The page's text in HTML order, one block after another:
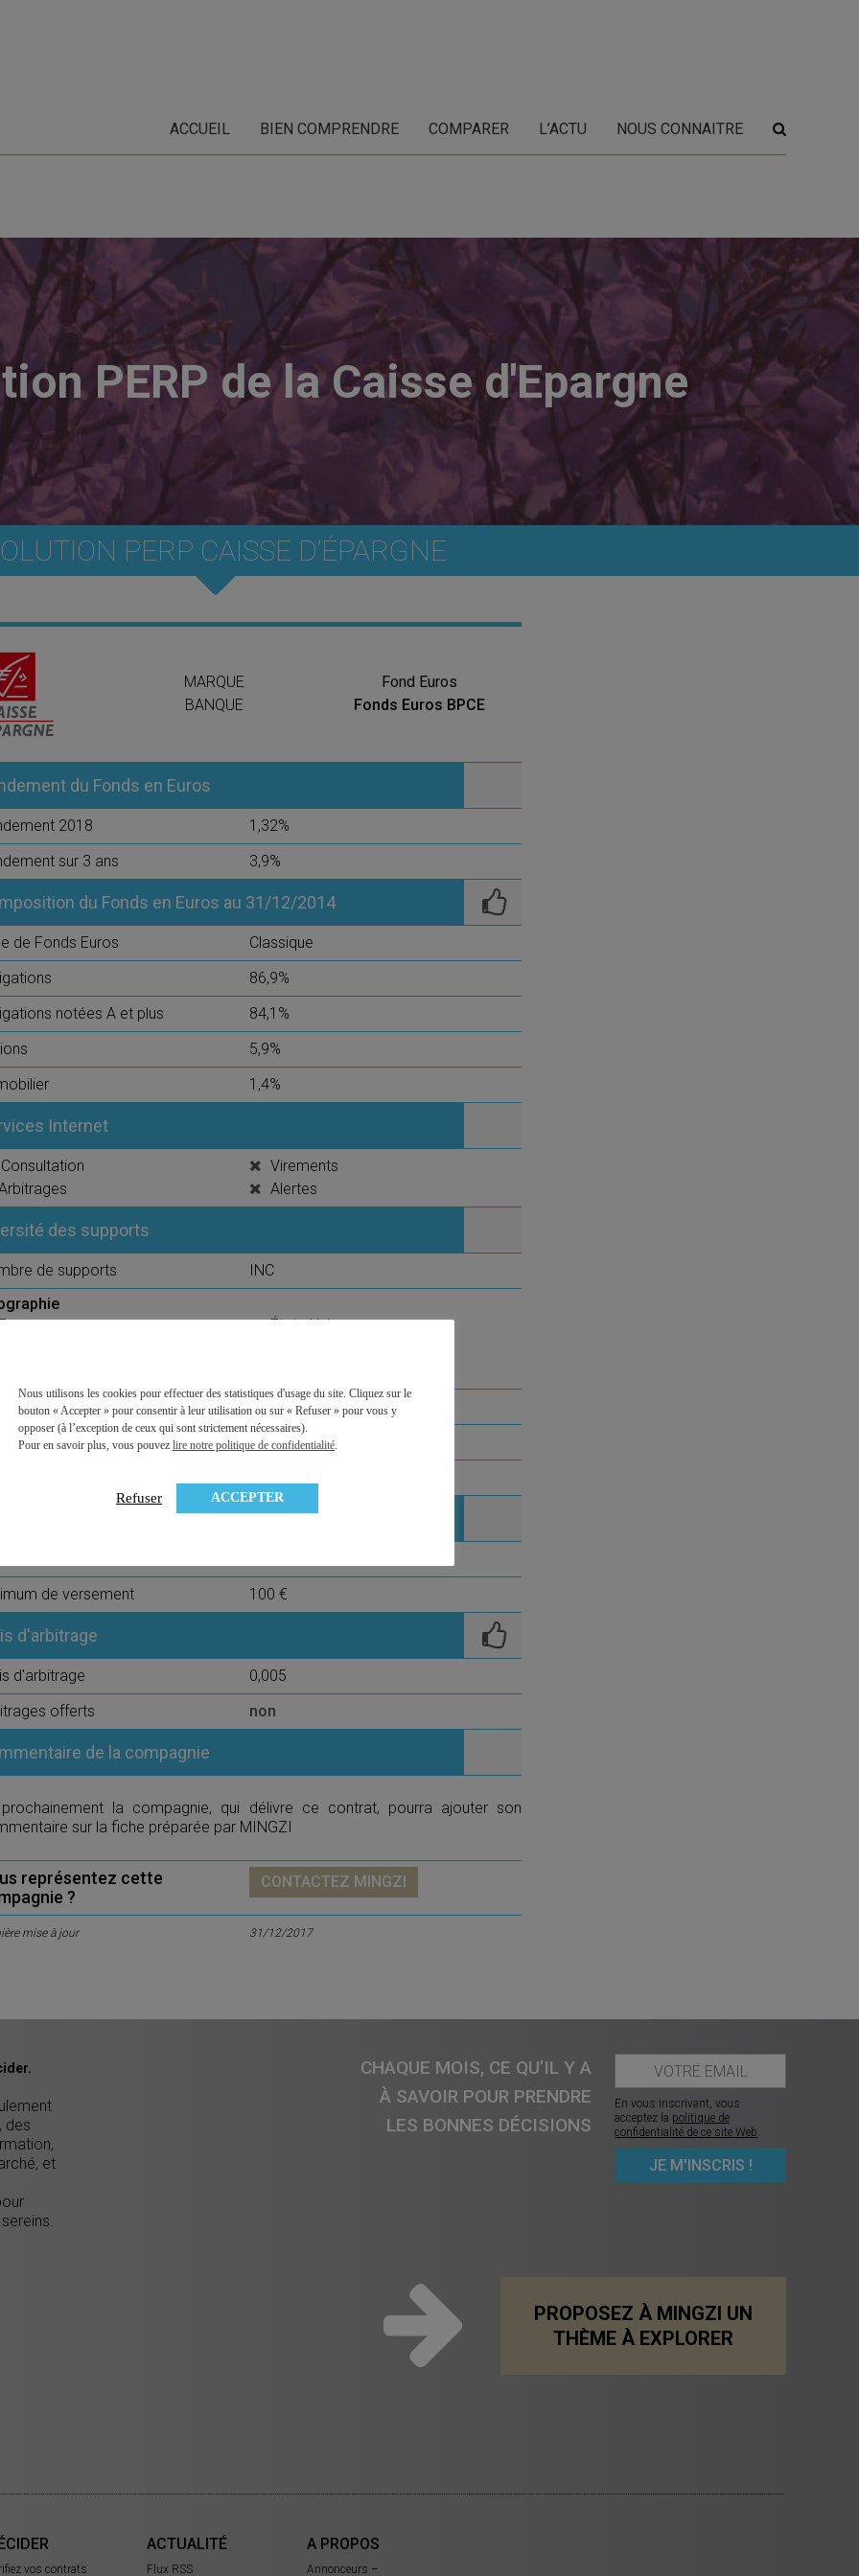
ACCUEIL BIEN COMPRENDRE COMPARER L’ACTU NOUS CONNAITRE
PERP de la Caisse d'Epargne
PERP CAISSE D’ÉPARGNE
MARQUE
BANQUE
Fond Euros
Fonds Euros BPCE
du Fonds en Euros
2018
1,32%
sur 3 ans
3,9%
du Fonds en Euros au 31/12/2014
de Fonds Euros
Classique
86,9%
notées A et plus
84,1%
5,9%
1,4%
Internet
Consultation
Virements
Alertes
des supports
de supports
INC
États-Unis
de PME
non
physique (SCPI, OPCI, SCI)
non
de versement
100 €
d'arbitrage
d'arbitrage
0,005
offerts
non
de la compagnie
la compagnie, qui délivre ce contrat, pourra ajouter son
sur la fiche préparée par MINGZI
représentez cette
?
CONTACTEZ MINGZI
mise à jour 31/12/2017
des
et
CHAQUE MOIS, CE QU’IL Y A
À SAVOIR POUR PRENDRE
LES BONNES DÉCISIONS
En vous inscrivant, vous
acceptez la politique de
confidentialité de ce site Web.
PROPOSEZ À MINGZI UN
THÈME À EXPLORER
vos contrats
ACTUALITÉ
Flux RSS
A PROPOS
Annonceurs –
Nous utilisons les cookies pour effectuer des statistiques d'usage du site. Cliquez sur le
bouton « Accepter » pour consentir à leur utilisation ou sur « Refuser » pour vous y
opposer (à l’exception de ceux qui sont strictement nécessaires).
Pour en savoir plus, vous pouvez lire notre politique de confidentialité
Refuser ACCEPTER